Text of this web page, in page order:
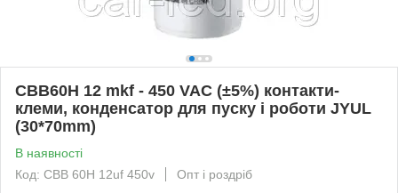
CBB60H 12 mkf - 450 VAC (±5%) контакти-
клеми, конденсатор для пуску і роботи JYUL
(30*70mm)
В наявності
Код: CBB 60H 12uf 450v
Опт і роздріб